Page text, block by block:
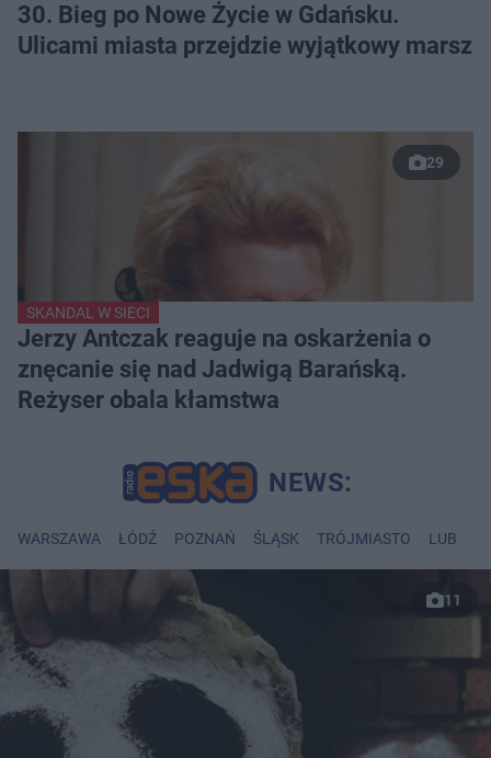
30. Bieg po Nowe Życie w Gdańsku.
Ulicami miasta przejdzie wyjątkowy marsz
29
SKANDAL W SIECI
Jerzy Antczak reaguje na oskarżenia o
znęcanie się nad Jadwigą Barańską.
Reżyser obala kłamstwa
WARSZAWA ŁÓDŹ POZNAŃ ŚLĄSK TRÓJMIASTO LUBLIN
11